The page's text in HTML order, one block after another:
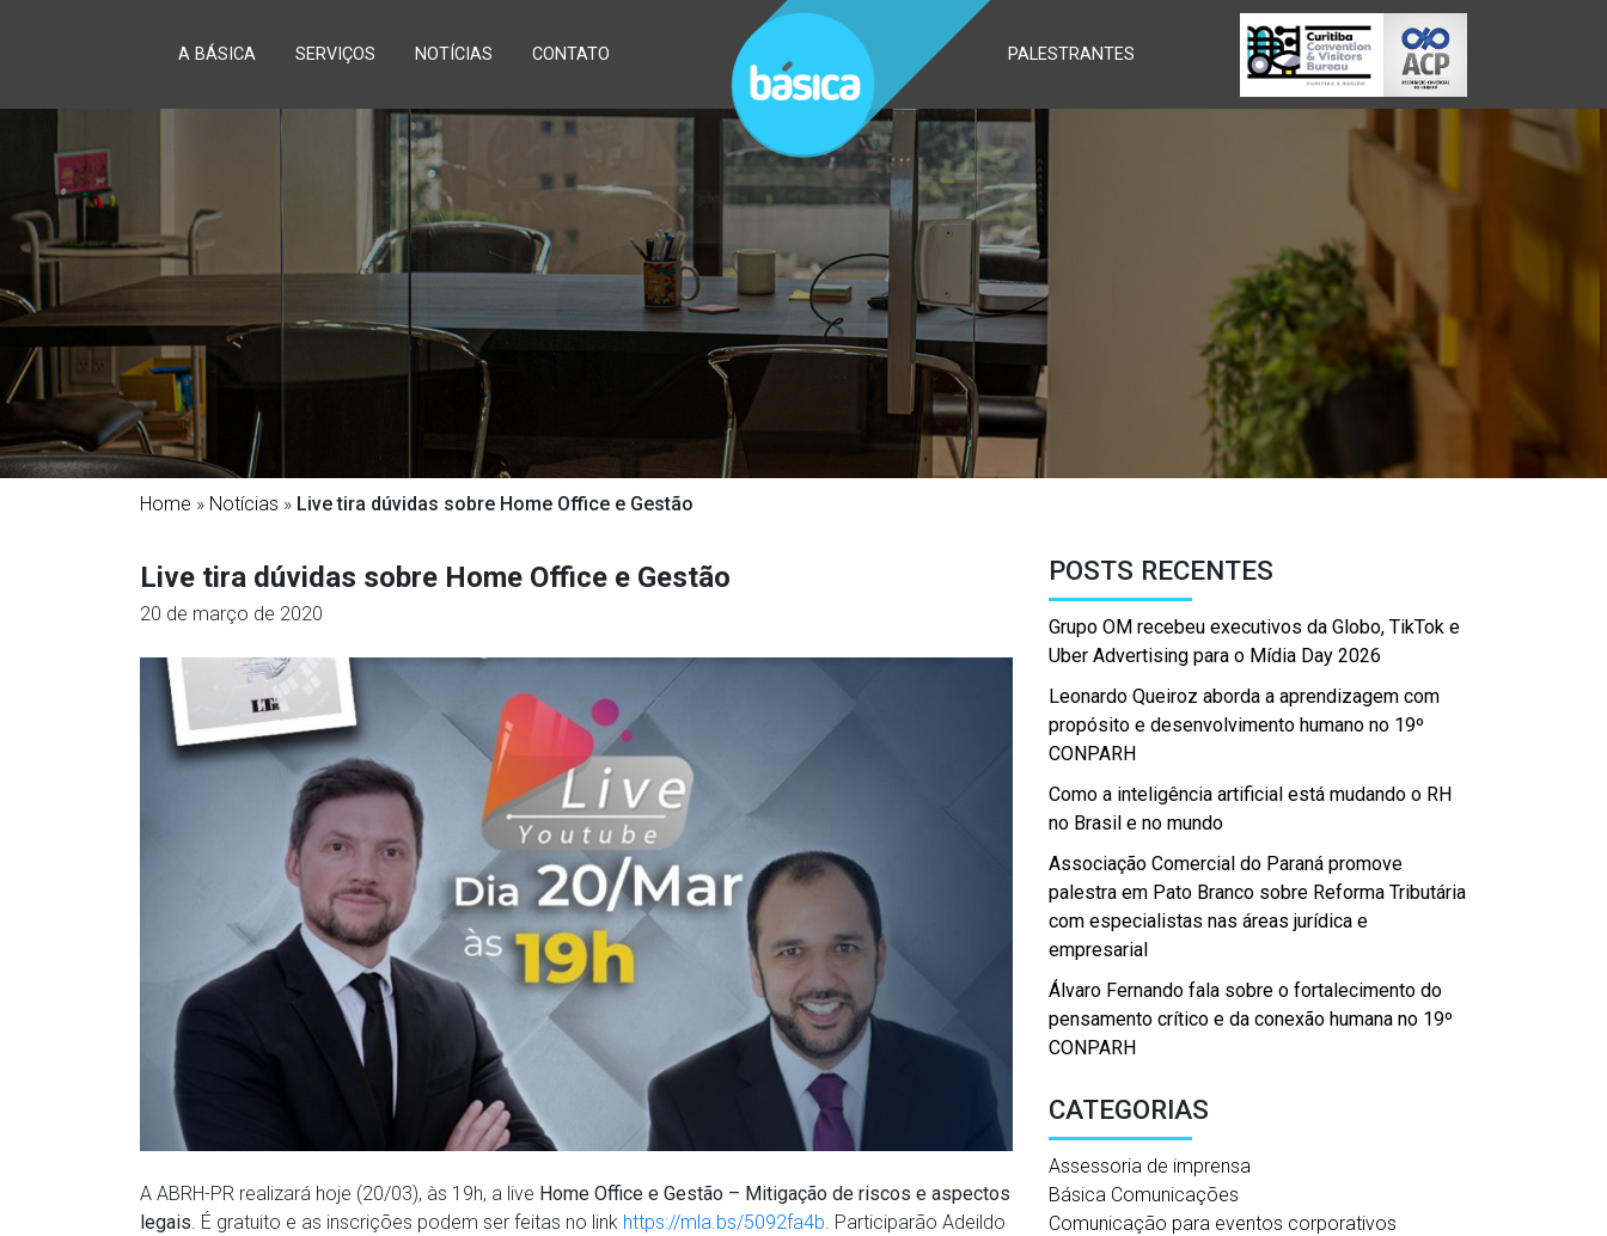
A BÁSICA SERVIÇOS NOTÍCIAS CONTATO PALESTRANTES
Home » Notícias » Live tira dúvidas sobre Home Office e Gestão
Live tira dúvidas sobre Home Office e Gestão
20 de março de 2020
A ABRH-PR realizará hoje (20/03), às 19h, a live Home Office e Gestão – Mitigação de riscos e aspectos
legais. É gratuito e as inscrições podem ser feitas no link https://mla.bs/5092fa4b. Participarão Adeildo
POSTS RECENTES
Grupo OM recebeu executivos da Globo, TikTok e
Uber Advertising para o Mídia Day 2026
Leonardo Queiroz aborda a aprendizagem com
propósito e desenvolvimento humano no 19º
CONPARH
Como a inteligência artificial está mudando o RH
no Brasil e no mundo
Associação Comercial do Paraná promove
palestra em Pato Branco sobre Reforma Tributária
com especialistas nas áreas jurídica e
empresarial
Álvaro Fernando fala sobre o fortalecimento do
pensamento crítico e da conexão humana no 19º
CONPARH
CATEGORIAS
Assessoria de imprensa
Básica Comunicações
Comunicação para eventos corporativos